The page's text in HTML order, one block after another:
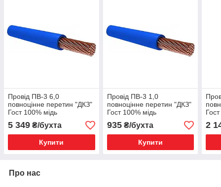
Провід ПВ-3 6,0
повноцінне перетин "ДКЗ"
Гост 100% мідь
5 349 ₴/бухта
Купити
Провід ПВ-3 1,0
повноцінне перетин "ДКЗ"
Гост 100% мідь
935₴/бухта
Купити
2
Про нас